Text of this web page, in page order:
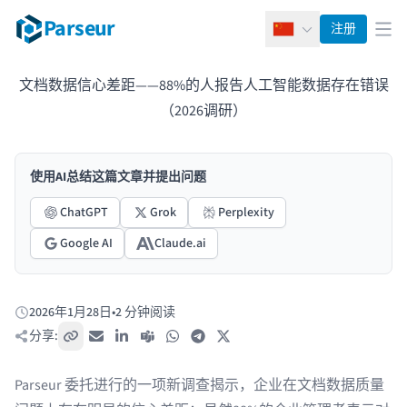
Parseur 简体中文
注册 打
文档数据信心差距——88%的人报告人工智能数据存在错误
（2026调研）
使用AI总结这篇文章并提出问题
ChatGPT
Grok
Perplexity
Google AI
Claude.ai
发布于:
2026年1月28日•2 分钟阅读
分享:
复制链接电子邮件LinkedIn
Teams WhatsAppTelegram
Parseur 委托进行的一项新调查揭示，企业在文档数据质量